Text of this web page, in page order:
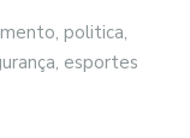
politica,
esportes